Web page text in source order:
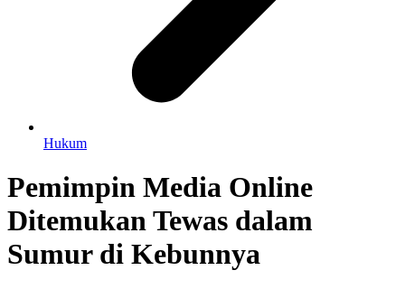
Hukum
Pemimpin Media Online
Ditemukan Tewas dalam
Sumur di Kebunnya